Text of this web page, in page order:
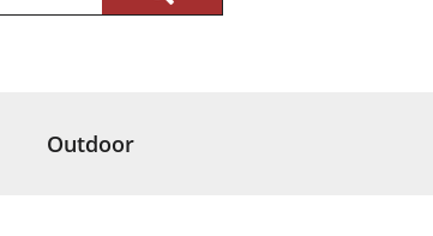
Outdoor